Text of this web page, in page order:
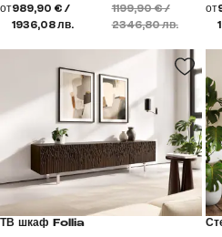
от989,90 € /
1936,08 лв.
1199,90 € /
2346,80 лв.
от
ТВ шкаф Follia